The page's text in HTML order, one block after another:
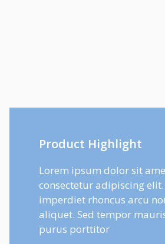
Product Highlight
Lorem ipsum dolor sit
consectetur adipiscing
imperdiet rhoncus arcu
aliquet. Sed tempor
purus porttitor